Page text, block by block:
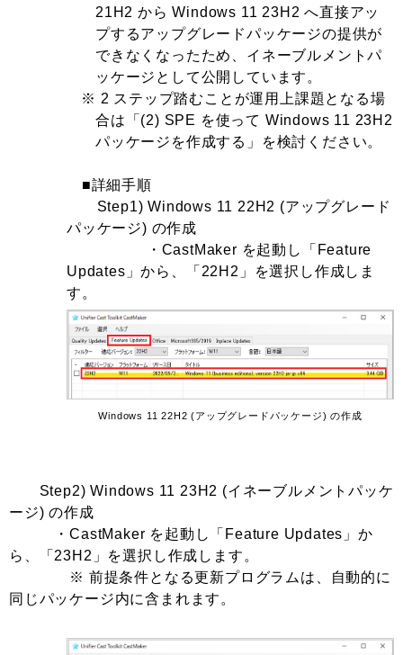
21H2 から Windows 11 23H2 へ直接アッ
プするアップグレードパッケージの提供が
できなくなったため、イネーブルメントパ
ッケージとして公開しています。
※ 2 ステップ踏むことが運用上課題となる場
合は「(2) SPE を使って Windows 11 23H2
パッケージを作成する」を検討ください。
■詳細手順
Step1) Windows 11 22H2 (アップグレード
パッケージ) の作成
・CastMaker を起動し「Feature
Updates」から、「22H2」を選択し作成しま
す。
Windows 11 22H2 (アップグレードパッケージ) の作成
Step2) Windows 11 23H2 (イネーブルメントパッケ
ージ) の作成
・CastMaker を起動し「Feature Updates」か
ら、「23H2」を選択し作成します。
※ 前提条件となる更新プログラムは、自動的に
同じパッケージ内に含まれます。